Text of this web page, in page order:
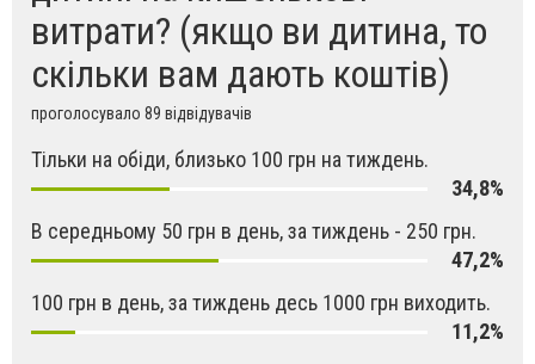
витрати? (якщо ви дитина, то
скільки вам дають коштів)
проголосувало 89 відвідувачів
Тільки на обіди, близько 100 грн на тиждень.
34,8%
В середньому 50 грн в день, за тиждень - 250 грн.
47,2%
100 грн в день, за тиждень десь 1000 грн виходить.
11,2%